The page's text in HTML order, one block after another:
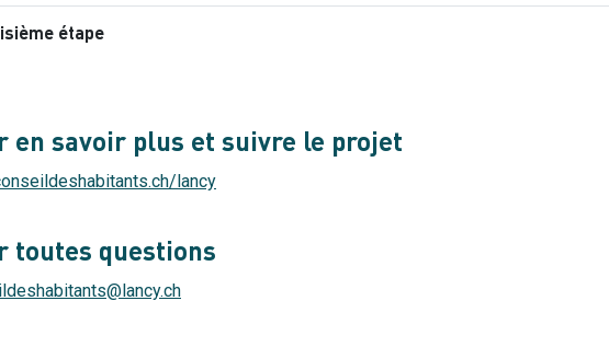
étape
en savoir plus et suivre le projet
lancy
toutes questions